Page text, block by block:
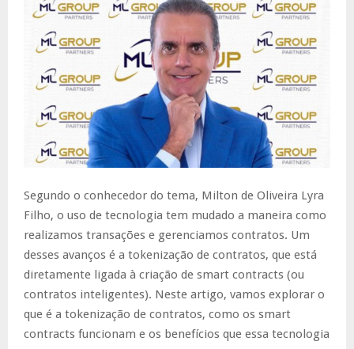
Segundo o conhecedor do tema, Milton de Oliveira Lyra
Filho, o uso de tecnologia tem mudado a maneira como
realizamos transações e gerenciamos contratos. Um
desses avanços é a tokenização de contratos, que está
diretamente ligada à criação de smart contracts (ou
contratos inteligentes). Neste artigo, vamos explorar o
que é a tokenização de contratos, como os smart
contracts funcionam e os benefícios que essa tecnologia